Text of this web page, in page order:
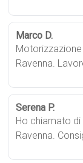
Marco D.
Ravenna.
Serena P.
Ho chiamato di
Ravenna.